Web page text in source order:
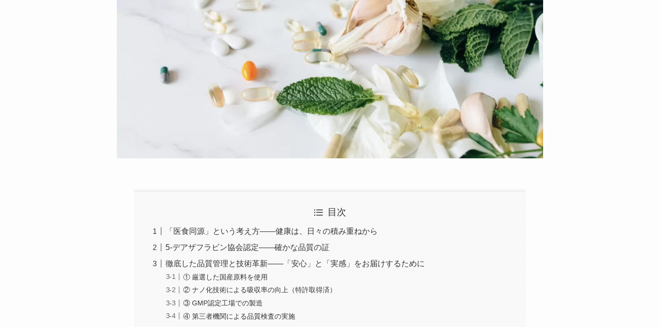
目次
「医食同源」という考え方——健康は、日々の積み重ねから
5-デアザフラビン協会認定——確かな品質の証
徹底した品質管理と技術革新——「安心」と「実感」をお届けするために
① 厳選した国産原料を使用
② ナノ化技術による吸収率の向上（特許取得済）
③ GMP認定工場での製造
④ 第三者機関による品質検査の実施